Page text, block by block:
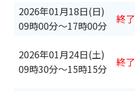
2026年01月18日(日)
09時00分〜17時00分
終了
2026年01月24日(土)
09時30分〜15時15分
終了